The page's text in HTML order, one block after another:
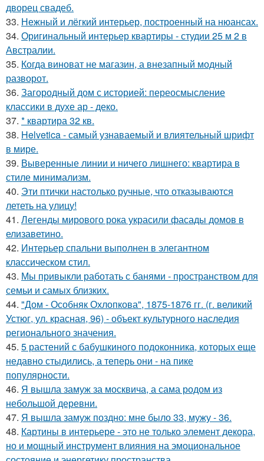
дворец свадеб.
33. Нежный и лёгкий интерьер, построенный на нюансах.
34. Оригинальный интерьер квартиры - студии 25 м 2 в
Австралии.
35. Когда виноват не магазин, а внезапный модный
разворот.
36. Загородный дом с историей: переосмысление
классики в духе ар - деко.
37. * квартира 32 кв.
38. Helvetica - самый узнаваемый и влиятельный шрифт
в мире.
39. Выверенные линии и ничего лишнего: квартира в
стиле минимализм.
40. Эти птички настолько ручные, что отказываются
лететь на улицу!
41. Легенды мирового рока украсили фасады домов в
елизаветино.
42. Интерьер спальни выполнен в элегантном
классическом стил.
43. Мы привыкли работать с банями - пространством для
семьи и самых близких.
44. "Дом - Особняк Охлопкова", 1875-1876 гг. (г. великий
Устюг, ул. красная, 96) - объект культурного наследия
регионального значения.
45. 5 растений с бабушкиного подоконника, которых еще
недавно стыдились, а теперь они - на пике
популярности.
46. Я вышла замуж за москвича, а сама родом из
небольшой деревни.
47. Я вышла замуж поздно: мне было 33, мужу - 36.
48. Картины в интерьере - это не только элемент декора,
но и мощный инструмент влияния на эмоциональное